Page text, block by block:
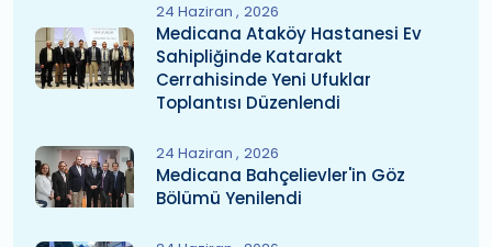
24 Haziran 2026
Medicana Ataköy Hastanesi Ev
Sahipliğinde Katarakt
Cerrahisinde Yeni Ufuklar
Toplantısı Düzenlendi
24 Haziran 2026
Medicana Bahçelievler'in Göz
Bölümü Yenilendi